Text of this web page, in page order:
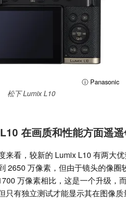
ⓘ Panasonic
松下 Lumix L10
在画质和性能方面遥
来看，较新的 Lumix L10 有两大
2650 万像素，但由于镜头的像
万像素相比，这是一个升级，
只有独立测试才能显示其在图像质